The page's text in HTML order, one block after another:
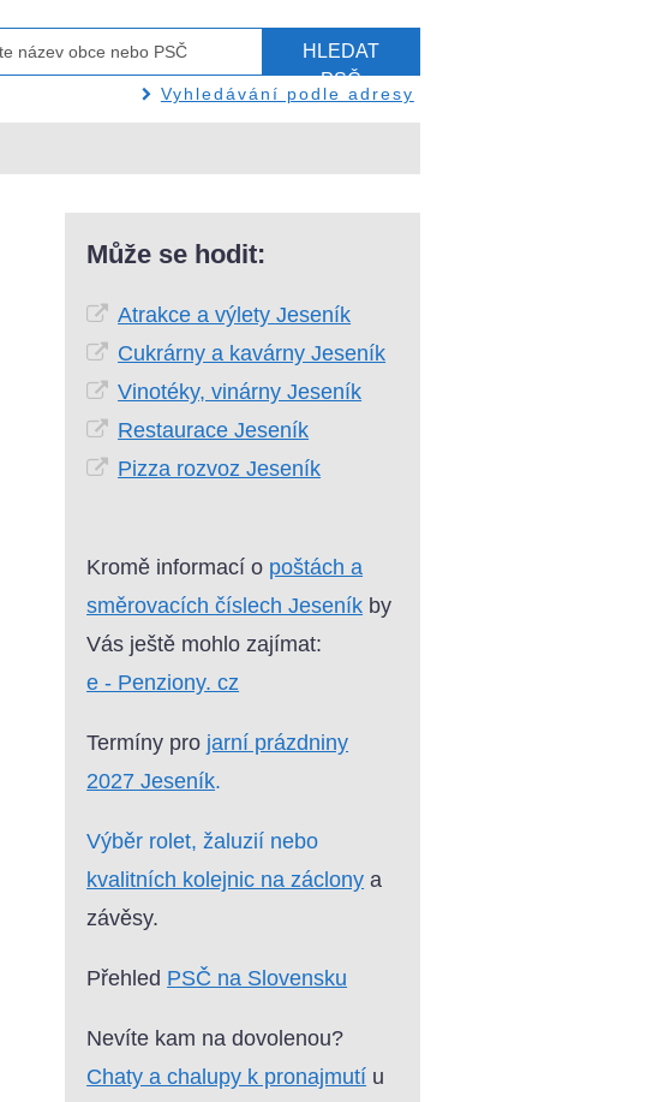
HLEDAT
PSČ
Vyhledávání podle adresy
Může se hodit:
Atrakce a výlety Jeseník
Cukrárny a kavárny Jeseník
Vinotéky, vinárny Jeseník
Restaurace Jeseník
Pizza rozvoz Jeseník
Kromě informací o poštách a
směrovacích číslech Jeseník by
Vás ještě mohlo zajímat:
e - Penziony. cz
Termíny pro jarní prázdniny
2027 Jeseník.
Výběr rolet, žaluzií nebo
kvalitních kolejnic na záclony a
závěsy.
Přehled PSČ na Slovensku
Nevíte kam na dovolenou?
Chaty a chalupy k pronajmutí u